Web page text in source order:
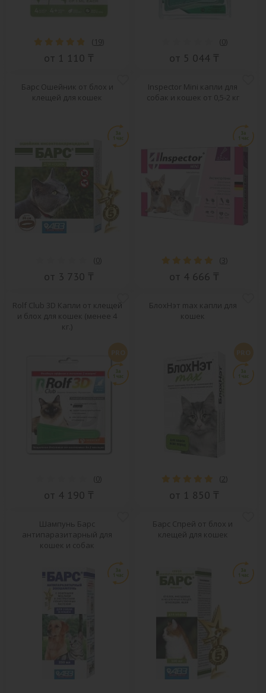
( 19)
от 1 110 ₸
(0)
от 5 044 ₸
Барс Ошейник от блох и
клещей для кошек
(0)
от 3 730 ₸
Inspector Mini капли для
собак и кошек от 0,5-2 кг
( 3)
от 4 666 ₸
Rolf Club 3D Капли от клещей
и блох для кошек (менее 4
кг.)
(0)
от 4 190 ₸
БлохНэт max капли для
кошек
( 2)
от 1 850 ₸
Шампунь Барс
антипаразитарный для
кошек и собак
Барс Спрей от блох и
клещей для кошек